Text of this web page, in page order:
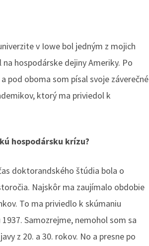
v Iowe bol jedným z mojich
hospodárske dejiny Ameriky. Po
pod oboma som písal svoje záverečné
ktorý ma priviedol k
hospodársku krízu?
doktorandského štúdia bola o
Najskôr ma zaujímalo obdobie
To ma priviedlo k skúmaniu
Samozrejme, nemohol som sa
z 20. a 30. rokov. No a presne po